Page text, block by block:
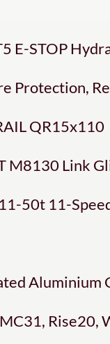
E-STOP
Protection,
QR15x110
Link
50t 11-
Aluminium
Rise20,